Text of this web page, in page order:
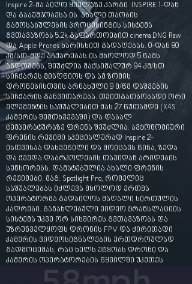
Inspire 2-მა აიღო ყველაზე კარგი INSPIRE 1-დან
და გააუმჯობესა ის. ახალი თაობის
გამოსახულების პროცესინგის სისტემა
გვთავაზობს 5.2k გაფართოებით cinema DNG Raw
და Apple Prores ხარისხით გადაღებას. 0-დან 80
კმ/სთ-მდე აჩქარებას ის მხოლოდ 5 წამს
ანდომებს, შეუძლია მაქსიმალურ 94 კმ/სთ
სიჩქარეს მიაღწიოს და ამ ზომის
დრონებისთვის არნახული 9 მ/წმ დაშვების
სიჩქარის განვითარება. თვითგათბობადი ორი
ელემენტის საშუალებით მას 27 წუთამდე (X4S
კამერის შემთხვევაში) და დაბალ
ტემპერატურაზე ფრენა შეუძლია. ავტონომიური
ფრენის რეჟიმი სპეციალურად Inspire 2-
ისთვისაა დახვეწილი და მოიცავს წინა, ზედა
და ქვედა დაბრკოლების თავიდან არიდების
სენსორებს. დამატებულია ახალი ფრენის
რეჟიმები. მაგ: Spotlight Pro, რომელიც
საშუალებას იძლევა მხოლოდ ერთმა
ოპერატორმა გადაიღოს მაღალი სირთულის
კადრები. განახლებული ვიდეო ტრანსლაციის
სისტემა უკვე ორ სიხშირეს გვთავაზობს და
უზრუნველყოფს დრონის FPV და ძირითადი
კამერის ვიდეოსიგნალების ერთდროულად
გადმოცემას, რაც ხელს უწყობს დრონი და
კამერის ოპერატორების წყვილში უკეთეს